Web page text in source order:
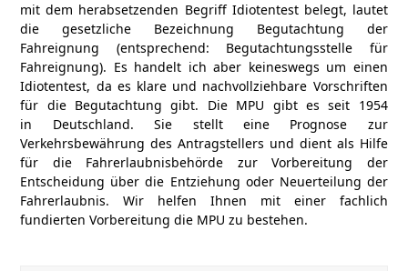
mit dem herabsetzenden Begriff Idiotentest belegt, lautet
die gesetzliche Bezeichnung Begutachtung der
Fahreignung (entsprechend: Begutachtungsstelle für
Fahreignung). Es handelt ich aber keineswegs um einen
Idiotentest, da es klare und nachvollziehbare Vorschriften
für die Begutachtung gibt. Die MPU gibt es seit 1954
in Deutschland. Sie stellt eine Prognose zur
Verkehrsbewährung des Antragstellers und dient als Hilfe
für die Fahrerlaubnisbehörde zur Vorbereitung der
Entscheidung über die Entziehung oder Neuerteilung der
Fahrerlaubnis. Wir helfen Ihnen mit einer fachlich
fundierten Vorbereitung die MPU zu bestehen.